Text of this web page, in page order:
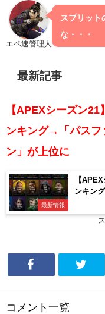
エペ速管理人
スプリット
な・・・
最新記事
【APEXシーズン
ンキング→「パスフ
ン」が上位に
最新情報
【
ンキン
コメント一覧